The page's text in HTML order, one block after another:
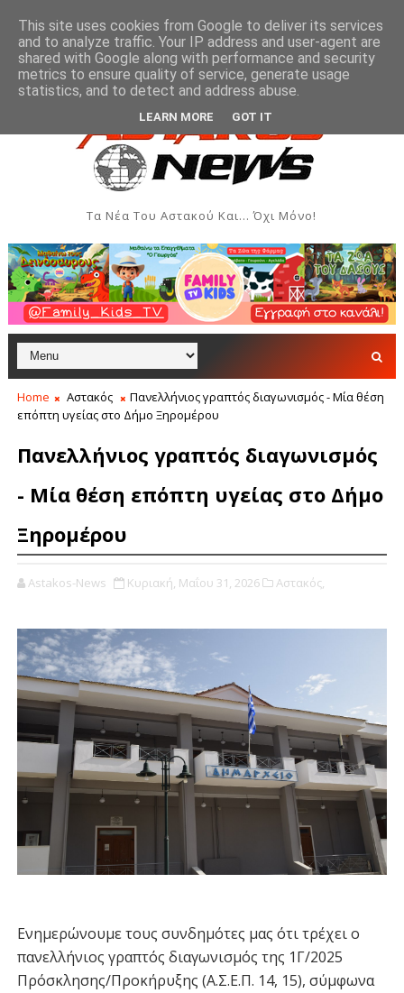
στον Αστακό ΑΘΛΗΤΙΚΆ Ευχαριστήρια επιστολή του Αίολου
Τα Νέα Του Αστακού Και... Όχι Μόνο!
Home Αστακός
Πανελλήνιος γραπτός διαγωνισμός - Μία θέση
επόπτη υγείας στο Δήμο Ξηρομέρου
Πανελλήνιος γραπτός διαγωνισμός
- Μία θέση επόπτη υγείας στο Δήμο
Ξηρομέρου
Astakos-News Κυριακή, Μαΐου 31, 2026 Αστακός,
Ενημερώνουμε τους συνδημότες μας ότι τρέχει ο
πανελλήνιος γραπτός διαγωνισμός της 1Γ/2025
Πρόσκλησης/Προκήρυξης (Α.Σ.Ε.Π. 14, 15), σύμφωνα
This site uses cookies from Google to deliver its services
and to analyze traffic. Your IP address and user-agent are
shared with Google along with performance and security
metrics to ensure quality of service, generate usage
statistics, and to detect and address abuse.
LEARN MORE GOT IT